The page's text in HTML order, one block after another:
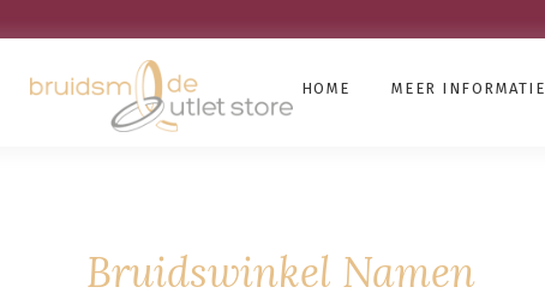
HOME MEER INFORMATIE
Bruidswinkel Namen